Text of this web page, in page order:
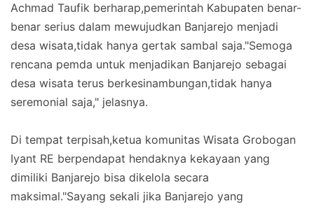
Achmad Taufik berharap,pemerintah Kabupaten benar-
benar serius dalam mewujudkan Banjarejo menjadi
desa wisata,tidak hanya gertak sambal saja."Semoga
rencana pemda untuk menjadikan Banjarejo sebagai
desa wisata terus berkesinambungan,tidak hanya
seremonial saja," jelasnya.
Di tempat terpisah,ketua komunitas Wisata Grobogan
Iyant RE berpendapat hendaknya kekayaan yang
dimiliki Banjarejo bisa dikelola secara
maksimal."Sayang sekali jika Banjarejo yang